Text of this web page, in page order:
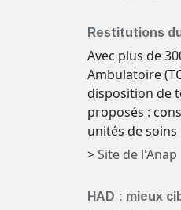
Restitutions
Avec plus de
Ambulatoire
disposition de
proposés :
unités de
>Site de l'Anap
HAD : mieux